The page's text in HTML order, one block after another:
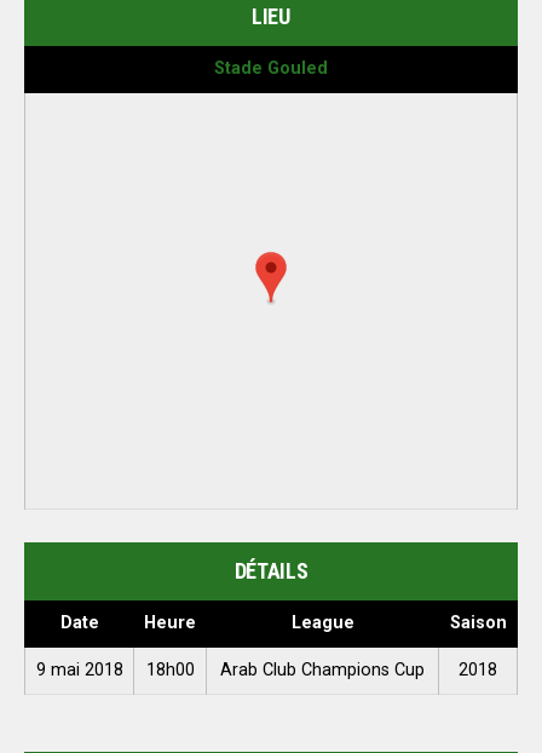
LIEU
Stade Gouled
DÉTAILS
Date Heure League Saison
9 mai 2018 18h00 Arab Club Champions Cup 2018